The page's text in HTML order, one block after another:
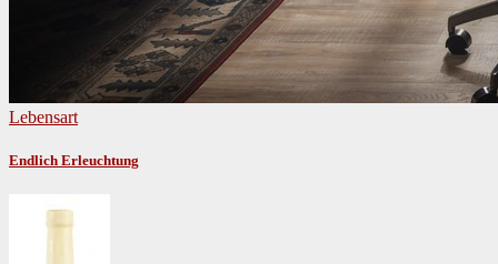
Lebensart
Endlich Erleuchtung